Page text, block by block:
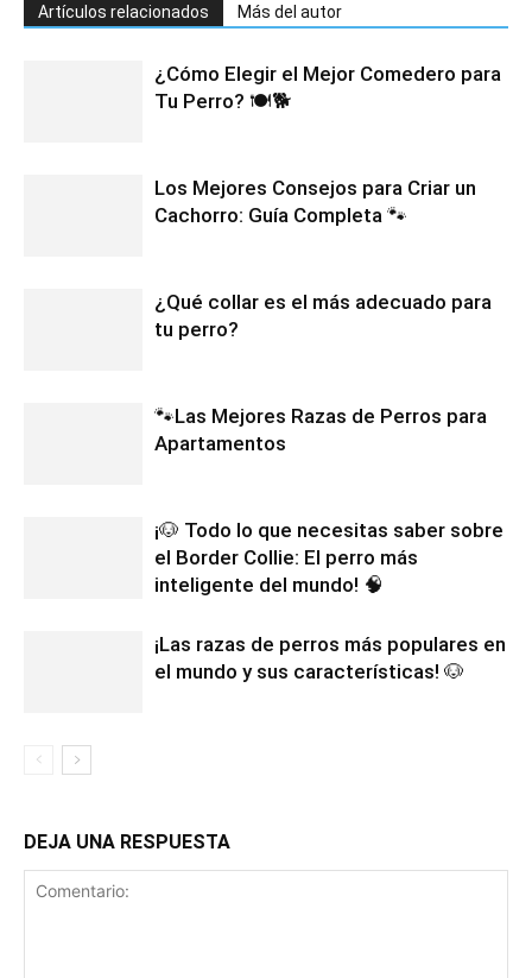
Artículos relacionados Más del autor
¿Cómo Elegir el Mejor Comedero para
Tu Perro? 🍽️🐕
Los Mejores Consejos para Criar un
Cachorro: Guía Completa 🐾
¿Qué collar es el más adecuado para
tu perro?
🐾Las Mejores Razas de Perros para
Apartamentos
¡🐶 Todo lo que necesitas saber sobre
el Border Collie: El perro más
inteligente del mundo! 🧠
¡Las razas de perros más populares en
el mundo y sus características! 🐶
DEJA UNA RESPUESTA